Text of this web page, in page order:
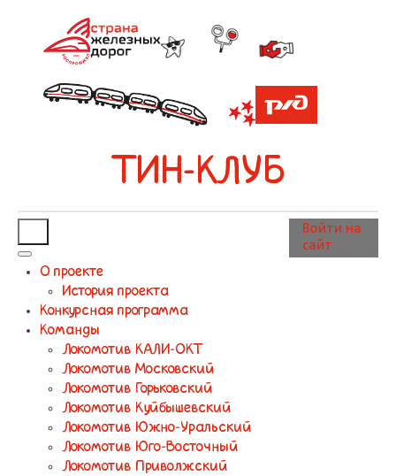
ТИН-КЛУБ
О проекте
История проекта
Конкурсная программа
Команды
Локомотив КАЛИ-ОКТ
Локомотив Московский
Локомотив Горьковский
Локомотив Куйбышевский
Локомотив Южно-Уральский
Локомотив Юго-Восточный
Локомотив Приволжский
Войти на
сайт